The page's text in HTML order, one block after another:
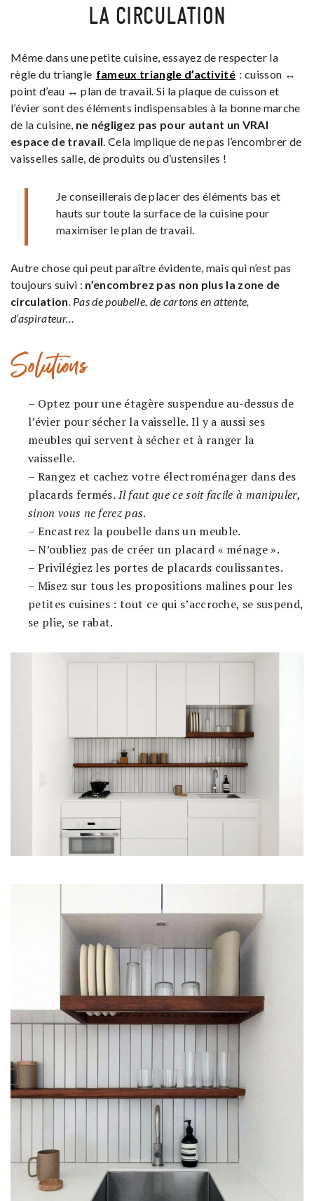
LA CIRCULATION
Même dans une petite cuisine, essayez de respecter la
règle du triangle fameux triangle d’activité : cuisson ↔
point d’eau ↔ plan de travail. Si la plaque de cuisson et
l’évier sont des éléments indispensables à la bonne marche
de la cuisine, ne négligez pas pour autant un VRAI
espace de travail. Cela implique de ne pas l’encombrer de
vaisselles salle, de produits ou d’ustensiles !
Je conseillerais de placer des éléments bas et
hauts sur toute la surface de la cuisine pour
maximiser le plan de travail.
Autre chose qui peut paraître évidente, mais qui n’est pas
toujours suivi : n’encombrez pas non plus la zone de
circulation. Pas de poubelle, de cartons en attente,
d’aspirateur…
Solutions
– Optez pour une étagère suspendue au-dessus de
l’évier pour sécher la vaisselle. Il y a aussi ses
meubles qui servent à sécher et à ranger la
vaisselle.
– Rangez et cachez votre électroménager dans des
placards fermés. Il faut que ce soit facile à manipuler,
sinon vous ne ferez pas.
– Encastrez la poubelle dans un meuble.
– N’oubliez pas de créer un placard « ménage ».
– Privilégiez les portes de placards coulissantes.
– Misez sur tous les propositions malines pour les
petites cuisines : tout ce qui s’accroche, se suspend,
se plie, se rabat.